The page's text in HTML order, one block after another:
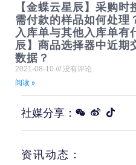
【金蝶云星辰】采购
需付款的样品如何处理
入库单与其他入库单有
辰】商品选择器中近期
数据？
2021-08-10
没有评论
阅读 »
社媒分享：
资讯动态：